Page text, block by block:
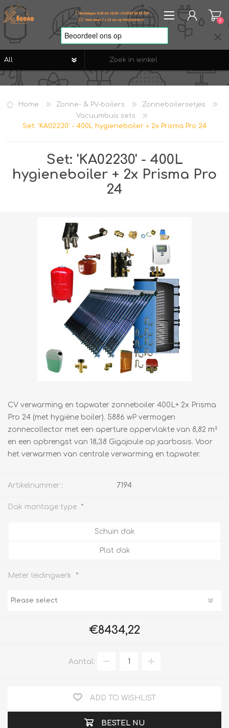
REGISTREREN
VERLANGLIJST
0
Home Zonne- & PV-boilers
Zonneboilersetjes
Vacuumbuis sets
Set: 'KA02230' - 400L hygieneboiler + 2x Prisma Pro 24
Set: 'KA02230' - 400L
hygieneboiler + 2x Prisma Pro
24
CV verwarming en tapwater zonneboiler 400L+ 2x Prisma
Pro 24 (met hygiëne boiler). 5886 wP vermogen
zonnecollector met een aperture oppervlakte van 8,82 m²
en een opbrengst van 18,38 Gigajoule op jaarbasis. Voor
het verwarmen van centrale verwarming en tapwater.
Artikelnummer:: 7194
Dak montage type *
Schuin dak
Plat dak
Meter leidingwerk *
€8434,22
Aantal:
ADD TO WISHLIST
BESTEL NU